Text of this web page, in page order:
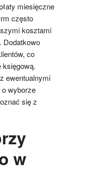
miesięczne
często
kosztami
Dodatkowo
co
księgową.
ewentualnymi
wyborze
się z
w